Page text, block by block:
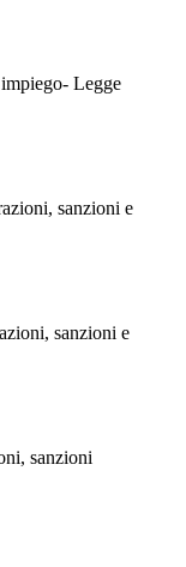
Legge
sanzioni e
sanzioni e
sanzioni